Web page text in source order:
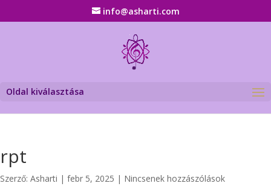
info@asharti.com
Oldal kiválasztása
rpt
Szerző: Asharti | febr 5, 2025 | Nincsenek hozzászólások